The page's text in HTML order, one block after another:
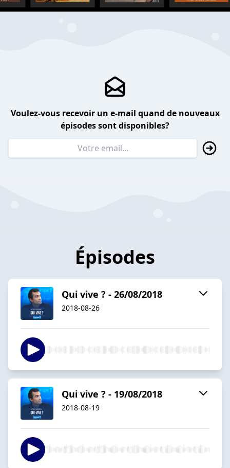
Voulez-vous recevoir un e-mail quand de nouveaux
épisodes sont disponibles?
Épisodes
Qui vive ? - 26/08/2018
2018-08-26
Qui vive ? - 19/08/2018
2018-08-19